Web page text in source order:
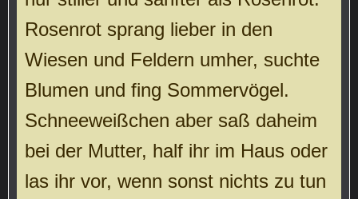
Rosenrot sprang lieber in den
Wiesen und Feldern umher, suchte
Blumen und fing Sommervögel.
Schneeweißchen aber saß daheim
bei der Mutter, half ihr im Haus oder
las ihr vor, wenn sonst nichts zu tun